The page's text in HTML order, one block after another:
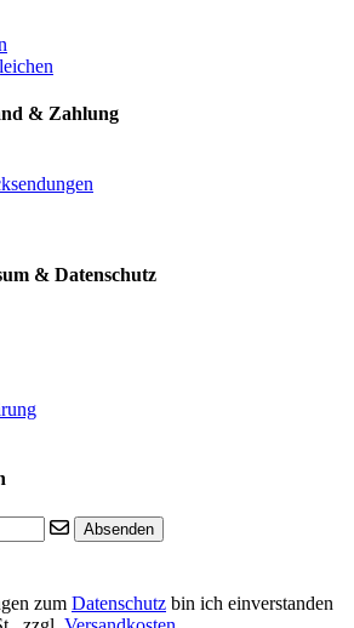
& Zahlung
& Datenschutz
Absenden
zum Datenschutz bin ich einverstanden